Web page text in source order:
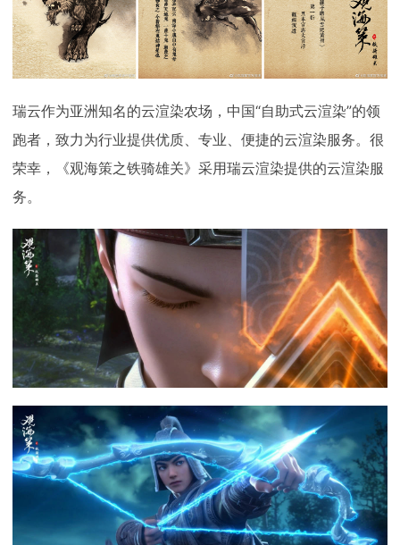
瑞云作为亚洲知名的云渲染农场，中国“自助式云渲染”的领
跑者，致力为行业提供优质、专业、便捷的云渲染服务。很
荣幸，《观海策之铁骑雄关》采用瑞云渲染提供的云渲染服
务。